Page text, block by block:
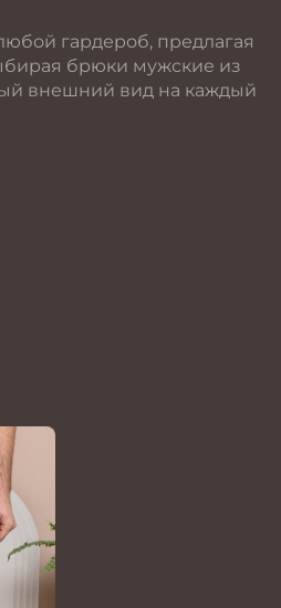
гардероб, предлагая
брюки мужские из
внешний вид на каждый